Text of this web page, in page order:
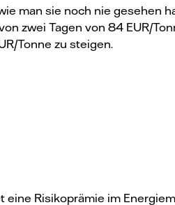
man sie noch nie gesehen
zwei Tagen von 84 EUR/
Tonne zu steigen.
Risikoprämie im